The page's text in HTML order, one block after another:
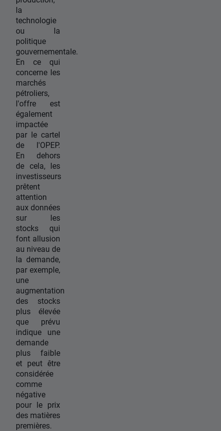
la
technologie
ou la
politique
gouvernementale.
En ce qui
concerne les
marchés
pétroliers,
l'offre est
également
impactée
par le cartel
de l'OPEP.
En dehors
de cela, les
investisseurs
prêtent
attention
aux données
sur les
stocks qui
font allusion
au niveau de
la demande,
par exemple,
une
augmentation
des stocks
plus élevée
que prévu
indique une
demande
plus faible
et peut être
considérée
comme
négative
pour le prix
des matières
premières.